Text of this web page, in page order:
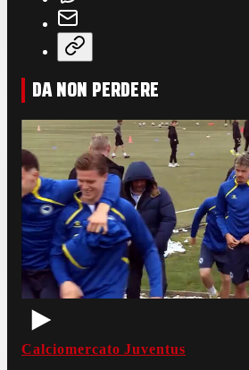
DA NON PERDERE
Calciomercato Juventus